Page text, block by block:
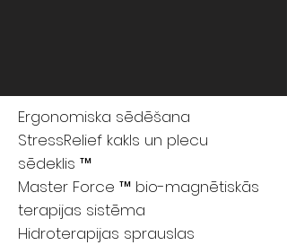
Ergonomiska sēdēšana
StressRelief kakls un plecu
sēdeklis ™
Master Force ™ bio-magnētiskās
terapijas sistēma
Hidroterapijas sprauslas